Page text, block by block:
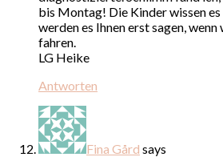
bis Montag! Die Kinder wissen
werden es Ihnen erst sagen,
fahren.
LG Heike
Antworten
Fina Gård says